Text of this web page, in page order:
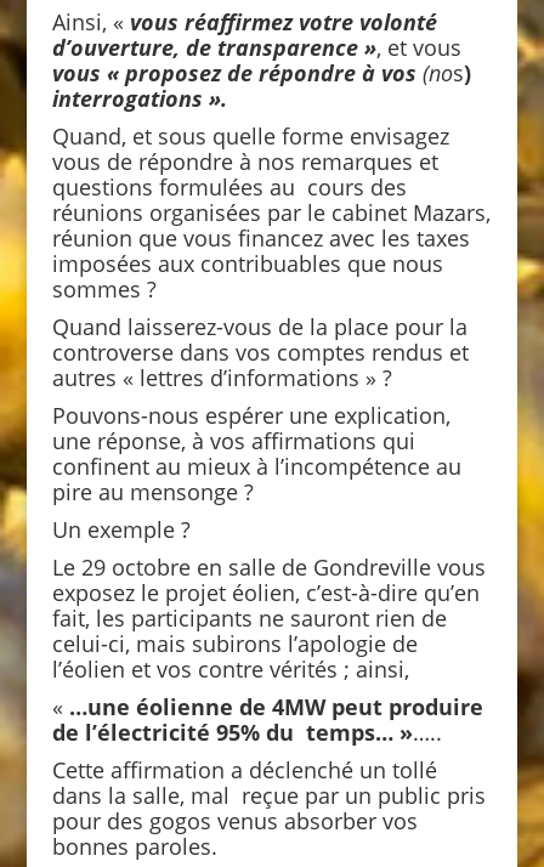
Ainsi, « vous réaffirmez votre volonté
d’ouverture, de transparence », et vous
vous « proposez de répondre à vos (nos)
interrogations ».
Quand, et sous quelle forme envisagez
vous de répondre à nos remarques et
questions formulées au cours des
réunions organisées par le cabinet Mazars,
réunion que vous financez avec les taxes
imposées aux contribuables que nous
sommes ?
Quand laisserez-vous de la place pour la
controverse dans vos comptes rendus et
autres « lettres d’informations » ?
Pouvons-nous espérer une explication,
une réponse, à vos affirmations qui
confinent au mieux à l’incompétence au
pire au mensonge ?
Un exemple ?
Le 29 octobre en salle de Gondreville vous
exposez le projet éolien, c’est-à-dire qu’en
fait, les participants ne sauront rien de
celui-ci, mais subirons l’apologie de
l’éolien et vos contre vérités ; ainsi,
« …une éolienne de 4MW peut produire
de l’électricité 95% du temps… »…..
Cette affirmation a déclenché un tollé
dans la salle, mal reçue par un public pris
pour des gogos venus absorber vos
bonnes paroles.